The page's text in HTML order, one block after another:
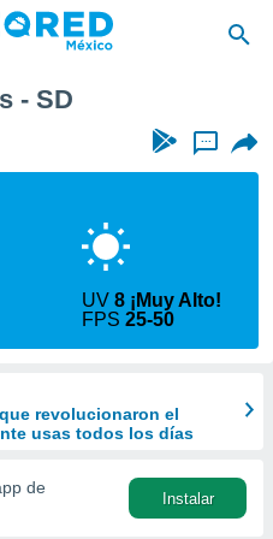
- SD
...
UV8 ¡Muy Alto!
FPS25-50
revolucionaron el
usas todos los días
de
Instalar